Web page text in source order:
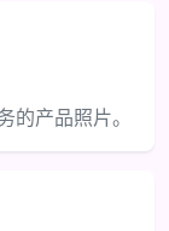
产品照片。